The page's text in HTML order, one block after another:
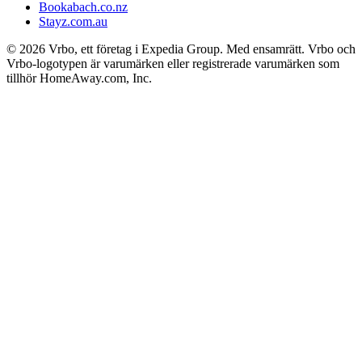
Bookabach.co.nz
Stayz.com.au
© 2026 Vrbo, ett företag i Expedia Group. Med ensamrätt. Vrbo och
Vrbo-logotypen är varumärken eller registrerade varumärken som
tillhör HomeAway.com, Inc.